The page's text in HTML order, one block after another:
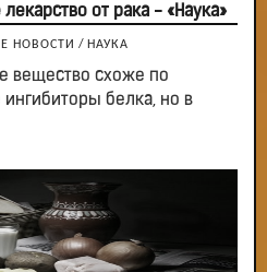
от рака - «Наука»
НОВОСТИ / НАУКА
вещество схоже по
ингибиторы белка, но в